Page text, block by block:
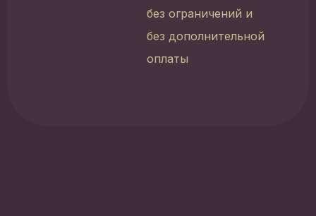
без ограничений и
без дополнительной
оплаты